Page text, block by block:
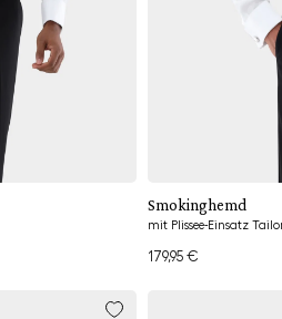
Smokinghemd
mit Plissee-Einsatz
179,95 €